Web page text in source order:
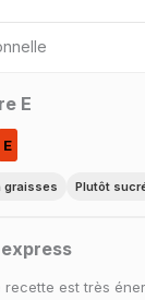
E
E
graisses Plutôt
recette est très